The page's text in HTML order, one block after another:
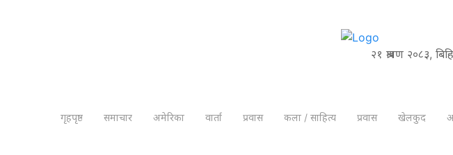
२१ श्रावण २०८३,
गृहपृष्ठ समाचार अमेरिका वार्ता प्रवास कला / साहित्य प्रवास खेलकुद